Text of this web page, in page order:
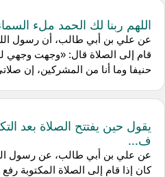
اللهم ربنا لك الحمد ملء
عن علي بن أبي طالب، أن رسول
قام إلى الصلاة قال: «وجهت وجهي
حنيفا وما أنا من المشركين، إن
يقول حين يفتتح الصلاة بعد
ف...
عن علي بن أبي طالب، عن رسول
كان إذا قام إلى الصلاة المكتوبة